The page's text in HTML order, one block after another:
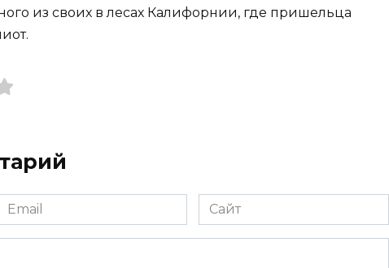
из своих в лесах Калифорнии, где пришельца
Email
Сайт